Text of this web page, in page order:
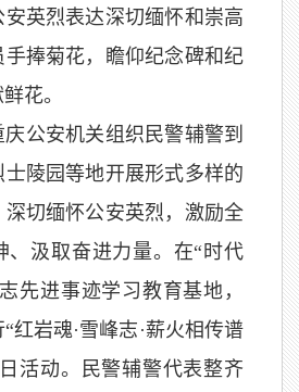
英烈表达深切缅怀和崇高
捧菊花，瞻仰纪念碑和纪
花。
公安机关组织民警辅警到
陵园等地开展形式多样的
切缅怀公安英烈，激励全
、汲取奋进力量。在“时代
先进事迹学习教育基地，
红岩魂·雪峰志·薪火相传谱
活动。民警辅警代表整齐